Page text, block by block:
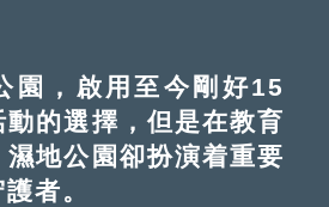
園，啟用至今剛好15
的選擇，但是在教育
地公園卻扮演着重要
者。